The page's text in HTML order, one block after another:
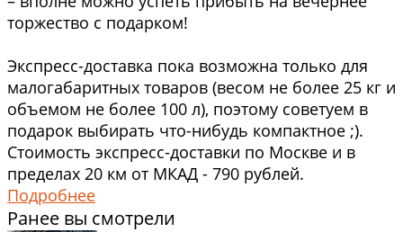
торжество с подарком!
Экспресс-доставка пока возможна только для
малогабаритных товаров (весом не более 25 кг и
объемом не более 100 л), поэтому советуем в
подарок выбирать что-нибудь компактное ;).
Стоимость экспресс-доставки по Москве и в
пределах 20 км от МКАД - 790 рублей.
Подробнее
Ранее вы смотрели